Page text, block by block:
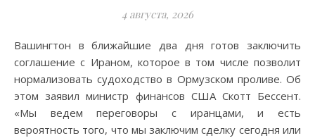
4 августа, 2026
Вашингтон в ближайшие два дня готов заключить
соглашение с Ираном, которое в том числе позволит
нормализовать судоходство в Ормузском проливе. Об
этом заявил министр финансов США Скотт Бессент.
«Мы ведем переговоры с иранцами, и есть
вероятность того, что мы заключим сделку сегодня или